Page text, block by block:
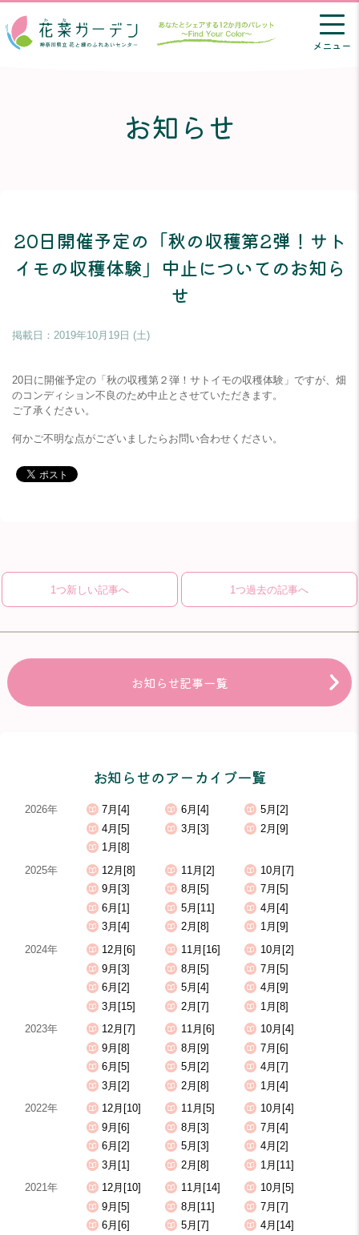
メニュー
お知らせ
20日開催予定の「秋の収穫第2弾！サト
イモの収穫体験」中止についてのお知ら
せ
掲載日：2019年10月19日 (土)
20日に開催予定の「秋の収穫第２弾！サトイモの収穫体験」ですが、畑
のコンディション不良のため中止とさせていただきます。
ご了承ください。
何かご不明な点がございましたらお問い合わせください。
1つ新しい記事へ 1つ過去の記事へ
お知らせ記事一覧
お知らせのアーカイブ一覧
2026年 7月[4] 6月[4]
5月[2]
4月[5]
3月[3]
2月[9]
1月[8]
2025年
12月[8] 11月[2]
10月[7]
9月[3]
8月[5]
7月[5]
6月[1]
5月[11]
4月[4]
3月[4]
2月[8]
1月[9]
2024年
12月[6] 11月[16]
10月[2]
9月[3]
8月[5]
7月[5]
6月[2]
5月[4]
4月[9]
3月[15]
2月[7]
1月[8]
2023年
12月[7] 11月[6]
10月[4]
9月[8]
8月[9]
7月[6]
6月[5]
5月[2]
4月[7]
3月[2]
2月[8]
1月[4]
2022年
12月[10] 11月[5]
10月[4]
9月[6]
8月[3]
7月[4]
6月[2]
5月[3]
4月[2]
3月[1]
2月[8]
1月[11]
2021年
12月[10] 11月[14]
10月[5]
9月[5]
8月[11]
7月[7]
6月[6]
5月[7]
4月[14]